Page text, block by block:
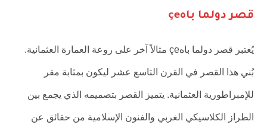
قصر دولما باهçe
يُعتبر قصر دولما باهçe مثالاً آخر على روعة العمارة العثمانية.
بُني هذا القصر في القرن التاسع عشر ليكون بمثابة مقر
للإمبراطورية العثمانية. يتميز القصر بتصميمه الذي يجمع بين
الطراز الكلاسيكي الغربي والفنون الإسلامية من حقائق عن